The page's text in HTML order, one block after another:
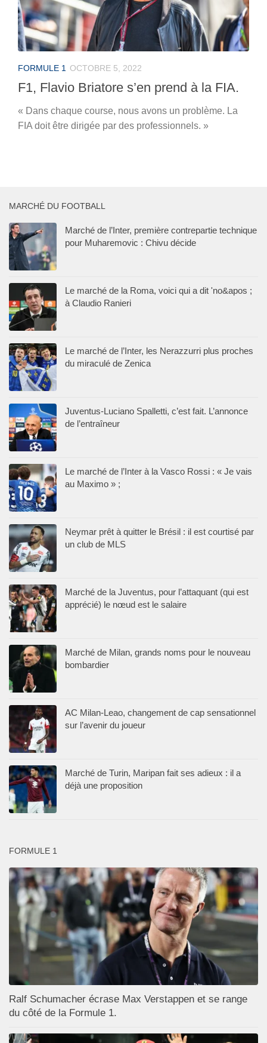
FORMULE 1 OCTOBRE 5, 2022
F1, Flavio Briatore s’en prend à la FIA.
« Dans chaque course, nous avons un problème. La
FIA doit être dirigée par des professionnels. »
MARCHÉ DU FOOTBALL
Marché de l’Inter, première contrepartie technique
pour Muharemovic : Chivu décide
Le marché de la Roma, voici qui a dit 'no&apos ;
à Claudio Ranieri
Le marché de l’Inter, les Nerazzurri plus proches
du miraculé de Zenica
Juventus-Luciano Spalletti, c’est fait. L’annonce
de l’entraîneur
Le marché de l’Inter à la Vasco Rossi : « Je vais
au Maximo » ;
Neymar prêt à quitter le Brésil : il est courtisé par
un club de MLS
Marché de la Juventus, pour l’attaquant (qui est
apprécié) le nœud est le salaire
Marché de Milan, grands noms pour le nouveau
bombardier
AC Milan-Leao, changement de cap sensationnel
sur l’avenir du joueur
Marché de Turin, Maripan fait ses adieux : il a
déjà une proposition
FORMULE 1
Ralf Schumacher écrase Max Verstappen et se range
du côté de la Formule 1.